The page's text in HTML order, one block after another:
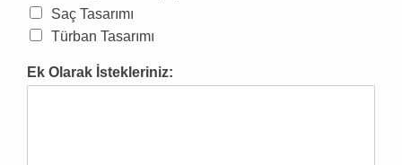
Saç Tasarımı
Türban Tasarımı
Ek Olarak İstekleriniz: